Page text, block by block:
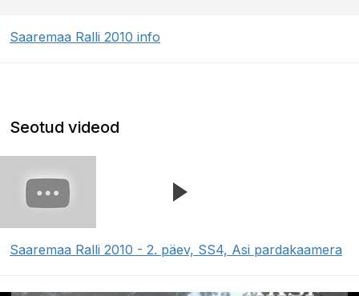
Saaremaa Ralli 2010 info
Seotud videod
Saaremaa Ralli 2010 - 2. päev, SS4, Asi pardakaamera